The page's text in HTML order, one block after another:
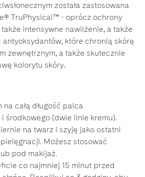
została zastosowana
TruPhysical™ - oprócz ochrony
intensywne nawilżenie, a także
które chronią skórę
zewnętrznym, a także skutecznie
kolorytu skóry.
całą długość palca
środkowego (dwie linie kremu).
na twarz i szyję jako ostatni
Możesz stosować
pod makijaż.
co najmniej 15 minut przed